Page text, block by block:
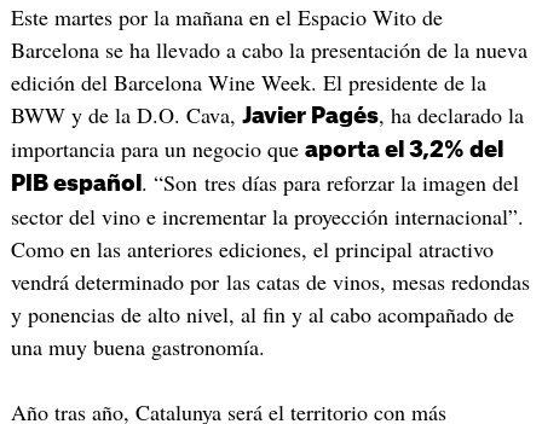
Este martes por la mañana en el Espacio Wito de
Barcelona se ha llevado a cabo la presentación de la nueva
edición del Barcelona Wine Week. El presidente de la
BWW y de la D.O. Cava, Javier Pagés, ha declarado la
importancia para un negocio que aporta el 3,2% del
PIB español . “Son tres días para reforzar la imagen del
sector del vino e incrementar la proyección internacional”.
Como en las anteriores ediciones, el principal atractivo
vendrá determinado por las catas de vinos, mesas redondas
y ponencias de alto nivel, al fin y al cabo acompañado de
una muy buena gastronomía.
Año tras año, Catalunya será el territorio con más